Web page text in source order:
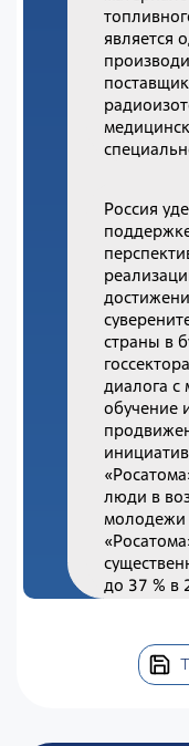
является
Россия
страны в
диалога
обучение
люди в
молодежи
до 37 % в